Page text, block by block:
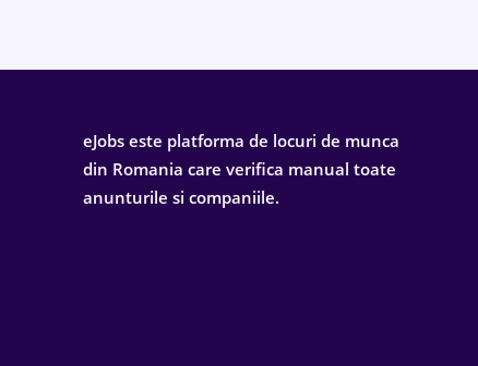
eJobs este platforma de locuri de munca
din Romania care verifica manual toate
anunturile si companiile.